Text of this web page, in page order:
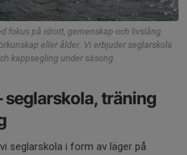
fokus på idrott, gemenskap och livslång
eller ålder. Vi erbjuder seglarskola
kappsegling under säsong.
seglarskola, träning
seglarskola i form av läger på